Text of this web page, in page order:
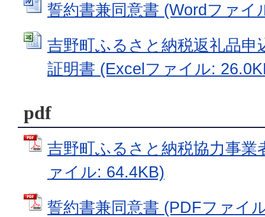
誓約書兼同意書 (Wordファイ
吉野町ふるさと納税返礼品申
証明書 (Excelファイル:
pdf
吉野町ふるさと納税協力事業
ァイル: 64.4KB)
誓約書兼同意書 (PDFファイ